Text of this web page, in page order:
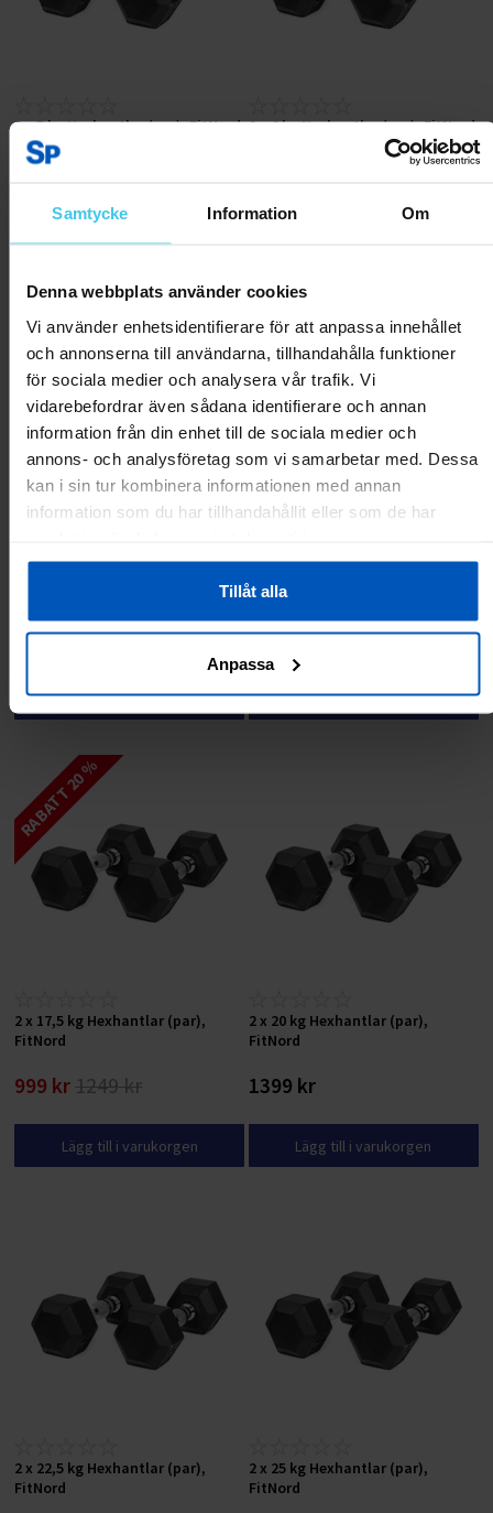
Samtycke Information Om
Denna webbplats använder cookies
Vi använder enhetsidentifierare för att anpassa innehållet
och annonserna till användarna, tillhandahålla funktioner
för sociala medier och analysera vår trafik. Vi
vidarebefordrar även sådana identifierare och annan
information från din enhet till de sociala medier och
annons- och analysföretag som vi samarbetar med. Dessa
kan i sin tur kombinera informationen med annan
information som du har tillhandahållit eller som de har
Tillåt alla
Anpassa
2 x 5 kg Hexhantlar (par), FitNord
Lägg till i varukorgen
2 x 6 kg Hexhantlar (par), FitNord
599 kr
Lägg till i varukorgen
799 kr
Lägg till i varukorgen
RABATT 20 %
2 x 17,5 kg Hexhantlar (par),
FitNord
999 kr 1249 kr
Lägg till i varukorgen
2 x 20 kg Hexhantlar (par),
FitNord
1399 kr
Lägg till i varukorgen
2 x 22,5 kg Hexhantlar (par),
FitNord
2 x 25 kg Hexhantlar (par),
FitNord